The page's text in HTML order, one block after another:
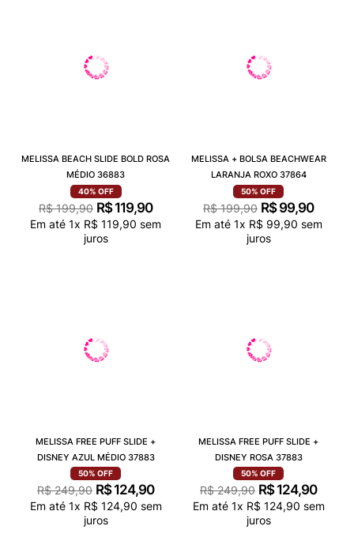
MELISSA BEACH SLIDE BOLD ROSA
MÉDIO 36883
40% OFF
R$ 199,90 R$ 119,90
Em até 1x R$ 119,90 sem
juros
MELISSA + BOLSA BEACHWEAR
LARANJA ROXO 37864
50% OFF
R$ 199,90 R$ 99,90
Em até 1x R$ 99,90 sem
juros
MELISSA FREE PUFF SLIDE +
DISNEY AZUL MÉDIO 37883
50% OFF
R$ 249,90 R$ 124,90
Em até 1x R$ 124,90 sem
juros
MELISSA FREE PUFF SLIDE +
DISNEY ROSA 37883
50% OFF
R$ 249,90 R$ 124,90
Em até 1x R$ 124,90 sem
juros